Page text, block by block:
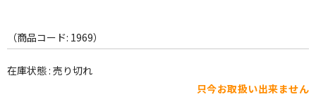
（商品コード: 1969）
在庫状態 : 売り切れ
只今お取扱い出来ません